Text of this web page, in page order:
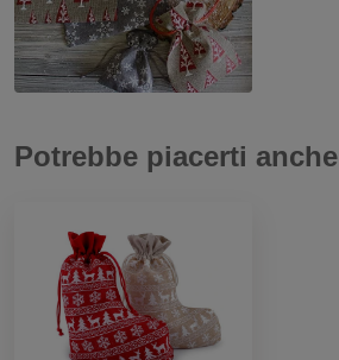
Potrebbe piacerti anche